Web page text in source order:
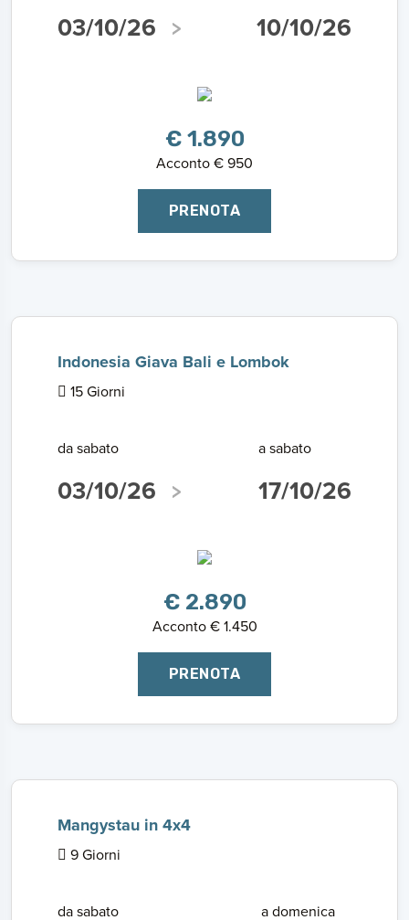
03/10/26 10/10/26
€ 1.890
Acconto € 950
PRENOTA
Indonesia Giava Bali e Lombok
15 Giorni
da sabato
03/10/26
a sabato
17/10/26
€ 2.890
Acconto € 1.450
PRENOTA
Mangystau in 4x4
9 Giorni
da sabato a domenica